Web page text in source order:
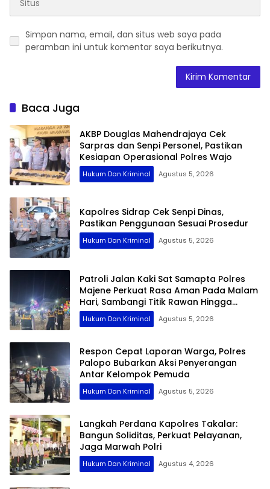
Simpan nama, email, dan situs web saya pada
peramban ini untuk komentar saya berikutnya.
Baca Juga
AKBP Douglas Mahendrajaya Cek
Sarpras dan Senpi Personel, Pastikan
Kesiapan Operasional Polres Wajo
Hukum Dan Kriminal Agustus 5, 2026
Kapolres Sidrap Cek Senpi Dinas,
Pastikan Penggunaan Sesuai Prosedur
Hukum Dan Kriminal Agustus 5, 2026
Patroli Jalan Kaki Sat Samapta Polres
Majene Perkuat Rasa Aman Pada Malam
Hari, Sambangi Titik Rawan Hingga
Permukiman Nelayan
Hukum Dan Kriminal Agustus 5, 2026
Respon Cepat Laporan Warga, Polres
Palopo Bubarkan Aksi Penyerangan
Antar Kelompok Pemuda
Hukum Dan Kriminal Agustus 5, 2026
Langkah Perdana Kapolres Takalar:
Bangun Soliditas, Perkuat Pelayanan,
Jaga Marwah Polri
Hukum Dan Kriminal Agustus 4, 2026